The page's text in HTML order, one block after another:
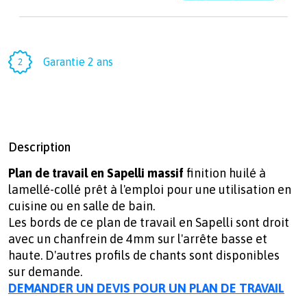
Garantie 2 ans
Description
Plan de travail en Sapelli massiffinition huilé à
lamellé-collé prêt à l'emploi pour une utilisation en
cuisine ou en salle de bain.
Les bords de ce plan de travail en Sapelli sont droit
avec un chanfrein de 4mm sur l'arrête basse et
haute. D'autres profils de chants sont disponibles
sur demande.
DEMANDER UN DEVIS POUR UN PLAN DE TRAVAIL